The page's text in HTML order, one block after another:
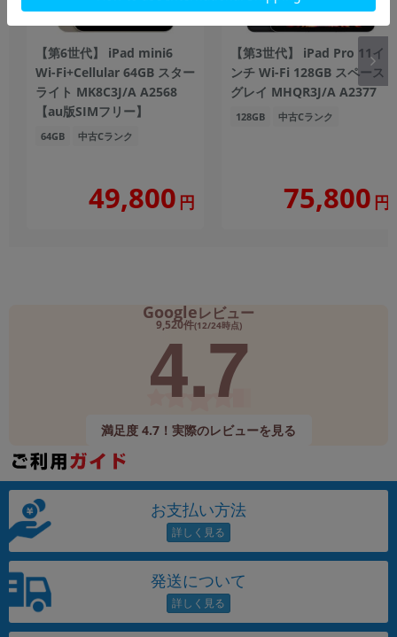
【第6世代】 iPad mini6
Wi-Fi+Cellular 64GB スター
ライト MK8C3J/A A2568
【au版SIMフリー】
64GB 中古Cランク
49,800 円
【第3世代】 iPad Pro 11イ
ンチ Wi-Fi 128GB スペース
グレイ MHQR3J/A A2377
128GB 中古Cランク
75,800 円
Googleレビュー
9,520件(12/24時点)
4.7
満足度 4.7！実際のレビューを見る
お支払い方法
発送について